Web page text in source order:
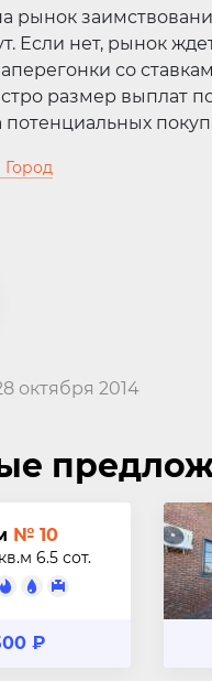
рынок
Если нет, рынок
со
размер выплат
октября 2014
№ 10
6.5 сот.
₽